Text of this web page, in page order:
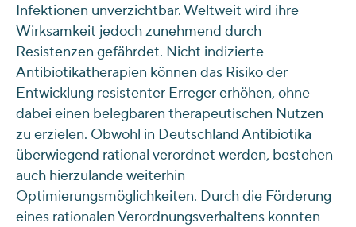
Infektionen unverzichtbar. Weltweit wird ihre
Wirksamkeit jedoch zunehmend durch
Resistenzen gefährdet. Nicht indizierte
Antibiotikatherapien können das Risiko der
Entwicklung resistenter Erreger erhöhen, ohne
dabei einen belegbaren therapeutischen Nutzen
zu erzielen. Obwohl in Deutschland Antibiotika
überwiegend rational verordnet werden, bestehen
auch hierzulande weiterhin
Optimierungsmöglichkeiten. Durch die Förderung
eines rationalen Verordnungsverhaltens konnten